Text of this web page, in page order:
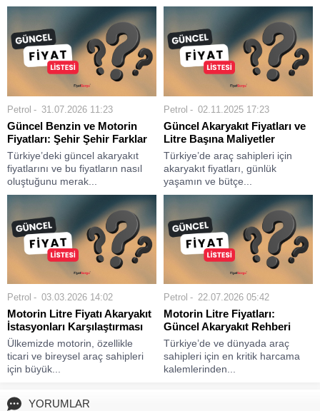
Petrol 31.07.2026 11:23
Güncel Benzin ve Motorin
Fiyatları: Şehir Şehir Farklar
Türkiye’deki güncel akaryakıt
fiyatlarını ve bu fiyatların nasıl
oluştuğunu merak...
Petrol 02.11.2025 17:23
Güncel Akaryakıt Fiyatları ve
Litre Başına Maliyetler
Türkiye’de araç sahipleri için
akaryakıt fiyatları, günlük
yaşamın ve bütçe...
Petrol 03.03.2026 14:02
Motorin Litre Fiyatı Akaryakıt
İstasyonları Karşılaştırması
Ülkemizde motorin, özellikle
ticari ve bireysel araç sahipleri
için büyük...
Petrol 22.07.2026 05:42
Motorin Litre Fiyatları:
Güncel Akaryakıt Rehberi
Türkiye’de ve dünyada araç
sahipleri için en kritik harcama
kalemlerinden...
YORUMLAR